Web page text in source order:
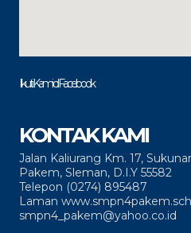
Ikuti Kami di Facebook
KONTAK KAMI
Jalan Kaliurang Km. 17,
Pakem, Sleman, D.I.Y 55582
Telepon (0274) 895487
Laman
smpn4_pakem@yahoo.co.id